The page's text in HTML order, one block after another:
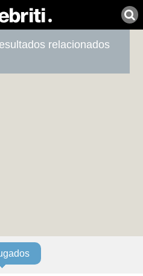
relacionados